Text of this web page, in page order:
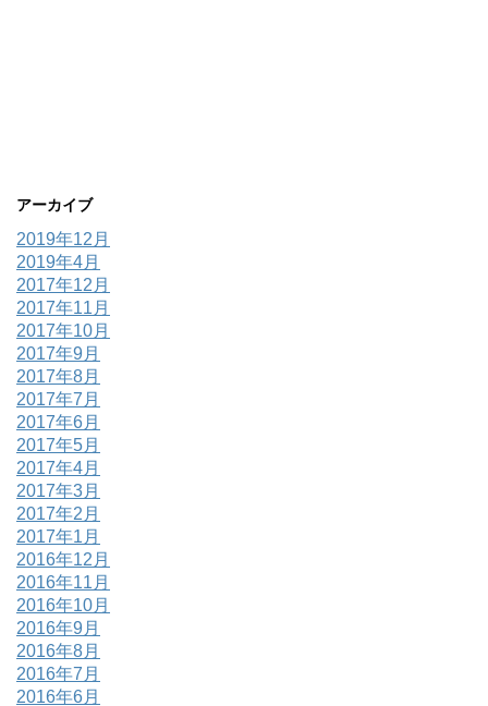
アーカイブ
2019年12月
2019年4月
2017年12月
2017年11月
2017年10月
2017年9月
2017年8月
2017年7月
2017年6月
2017年5月
2017年4月
2017年3月
2017年2月
2017年1月
2016年12月
2016年11月
2016年10月
2016年9月
2016年8月
2016年7月
2016年6月